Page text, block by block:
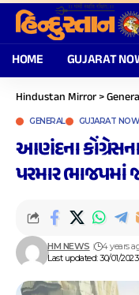
HOME GUJARAT
Hindustan Mirror>
GENERAL GUJARAT NOW
આણંદના કોંગ્રેસના
પરમાર ભાજપમાં
Last updated: 30/01/2023
HM NEWS 4 years